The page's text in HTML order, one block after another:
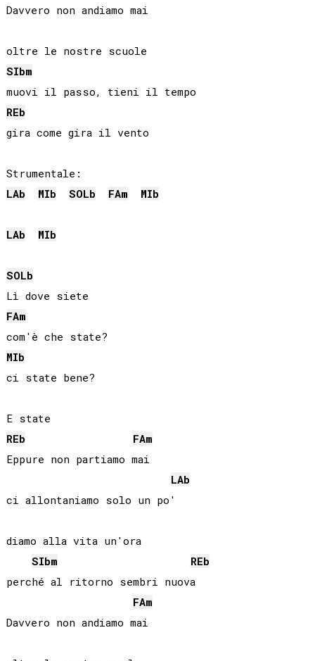
Davvero non andiamo mai
SIbm
REb
gira come gira il vento
LAb
MIb SOLb FAm MIb
LAb MIb
SOLb
FAm
MIb
ci state bene?
REb
FAm
Eppure non partiamo mai
LAb
ci allontaniamo solo un po'
diamo alla vita un'ora
SIbm
REb
perché al ritorno sembri nuova
FAm
Davvero non andiamo mai